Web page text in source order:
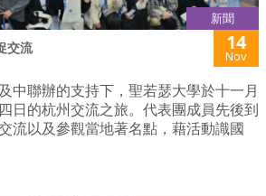
新聞
交流 14
Nov
中聯辦的支持下，聖若瑟大學於十一月
日的杭州交流之旅。代表團成員先後到
流以及參觀當地著名點，藉活動識國